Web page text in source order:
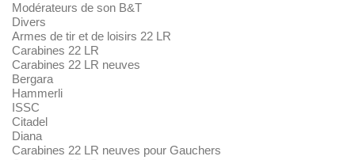
Modérateurs de son B&T
Divers
Armes de tir et de loisirs 22 LR
Carabines 22 LR
Carabines 22 LR neuves
Bergara
Hammerli
ISSC
Citadel
Diana
Carabines 22 LR neuves pour Gauchers